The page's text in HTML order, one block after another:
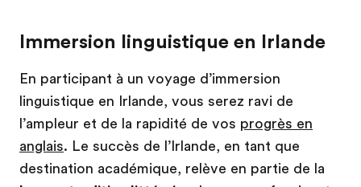
Immersion linguistique en Irlande
En participant à un voyage d’immersion
linguistique en Irlande, vous serez ravi de
l’ampleur et de la rapidité de vos progrès en
anglais. Le succès de l’Irlande, en tant que
destination académique, relève en partie de la